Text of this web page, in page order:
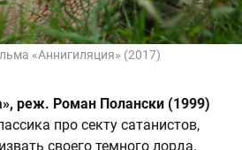
«Аннигиляция» (2017)
реж. Роман Полански (1999)
про секту сатанистов,
своего темного лорда.